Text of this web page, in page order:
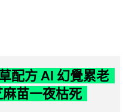
配方 AI 幻覺累老
苗一夜枯死